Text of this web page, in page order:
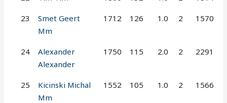
23
Smet Geert
Mm
1712 126 1.0 2 1570
24
Alexander
Alexander
1750 115 2.0 2 2291
25
Kicinski Michal
Mm
1552 105 1.0 2 1566